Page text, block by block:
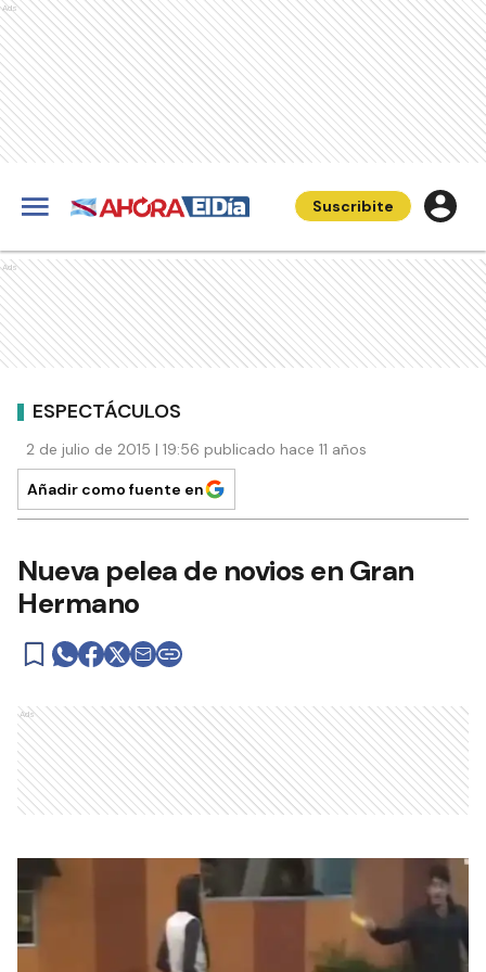
Ads
Suscribite
Ads
ESPECTÁCULOS
2 de julio de 2015 | 19:56 publicado hace 11 años
Añadir como fuente en
Nueva pelea de novios en Gran
Hermano
Ads